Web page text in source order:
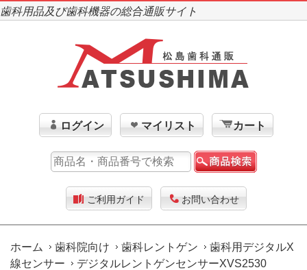
歯科用品及び歯科機器の総合通販サイト
ログイン マイリスト カート
ご利用ガイド お問い合わせ
ホーム 歯科院向け 歯科レントゲン
歯科用デジタルX
線センサー
デジタルレントゲンセンサーXVS2530